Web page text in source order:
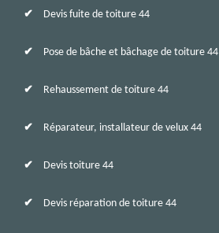
Devis fuite de toiture 44
Pose de bâche et bâchage de toiture 44
Rehaussement de toiture 44
Réparateur, installateur de velux 44
Devis toiture 44
Devis réparation de toiture 44